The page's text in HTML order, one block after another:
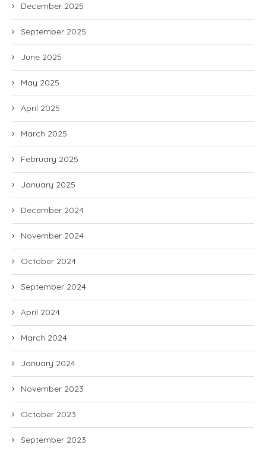
December 2025
September 2025
June 2025
May 2025
April 2025
March 2025
February 2025
January 2025
December 2024
November 2024
October 2024
September 2024
April 2024
March 2024
January 2024
November 2023
October 2023
September 2023